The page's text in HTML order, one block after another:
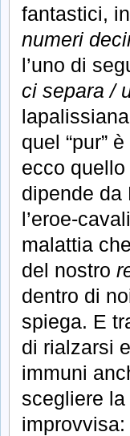
fantastici,
numeri
l’uno di
ci separa /
quel “pur”
ecco
dipende da
l’eroe-
malattia
del nostro
dentro di
spiega. E
di rialzarsi
immuni
scegliere